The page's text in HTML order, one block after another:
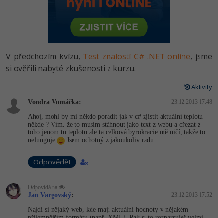
HTML5, CSS3, Bootstrap, SEO
SQL a databáze
Testování a verzování
Spring
ASP.NET MVC
Best practices
JavaScript
Python
MySQL/MariaDB
MS-SQL
Vývojář mobilních aplikací
Specialista na AI a bigdata
C# Game developer
Webdesigner
Tester
Systémový administrátor
Grafik / UX/UI návrhář
3D grafik
Projektový manažer
Databázový analytik
Python -80%
JavaScript -80%
PHP
-80%
Swift
Kotlin -80%
C -80%
VB.NET
SQL
Návrh SW -80%
V předchozím kvízu, Test znalostí C# .NET online, jsme
si ověřili nabyté zkušenosti z kurzu.
Aktivity
Vondra Vomáčka: 23.12.2013 17:48
Ahoj, mohl by mi někdo poradit jak v c# zjistit aktuální teplotu
někde ? Vím, že to musím stáhnout jako text z webu a ořezat z
toho jenom tu teplotu ale ta celková byrokracie mě ničí, takže to
nefunguje
Jsem ochotný z jakoukoliv radu.
Odpovědět
Odpovídá na
Jan Vargovský: 23.12.2013 17:52
Najdi si nějaký web, kde mají aktuální hodnoty v nějakém